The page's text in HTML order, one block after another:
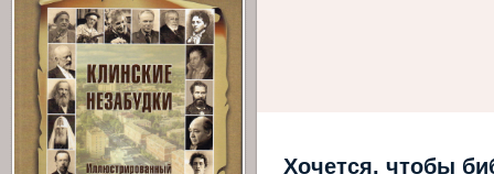
Хочется, чтобы